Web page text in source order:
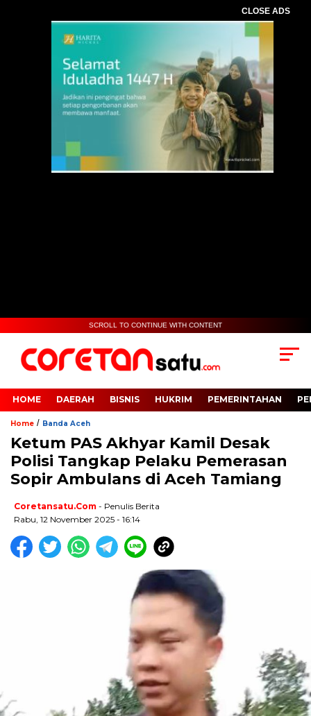
CLOSE ADS
SCROLL TO CONTINUE WITH CONTENT
HOME DAERAH BISNIS HUKRIM PEMERINTAHAN
Home / Banda Aceh
Ketum PAS Akhyar Kamil Desak
Polisi Tangkap Pelaku Pemerasan
Sopir Ambulans di Aceh Tamiang
Coretansatu.com - Penulis Berita
Rabu, 12 November 2025 - 16:14